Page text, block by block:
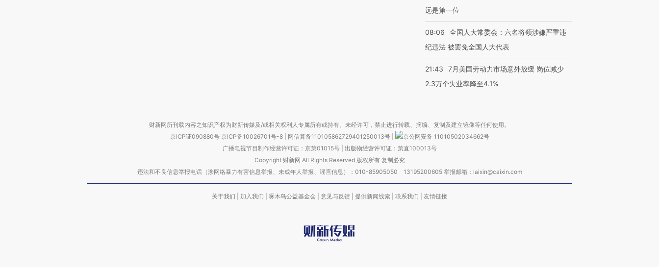
远是第一位
08:06
全国人大常委会：六名将领涉嫌严重违
纪违法 被罢免全国人大代表
21:43
7月美国劳动力市场意外放缓 岗位减少
2.3万个失业率降至4.1%
财新网所刊载内容之知识产权为财新传媒及/或相关权利人专属所有或持有。未经许可，禁止进行转载、摘编、复制及建立镜像等任何使用。
京ICP证090880号 京ICP备10026701号-8 网信算备110105862729401250013号
京公网安备 11010502034662号
广播电视节目制作经营许可证：京第01015号| 出版物经营许可证：第直100013号
Copyright 财新网 All Rights Reserved 版权所有 复制必究
违法和不良信息举报电话（涉网络暴力有害信息举报、未成年人举报、谣言信息）：010-85905050 13195200605 举报邮箱：laixin@caixin.com
关于我们 加入我们 啄木鸟公益基金会 意见与反馈 提供新闻线索 联系我们 友情链接